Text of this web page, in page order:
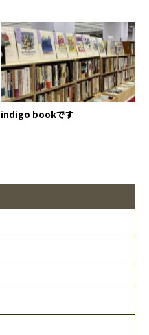
indigo bookです